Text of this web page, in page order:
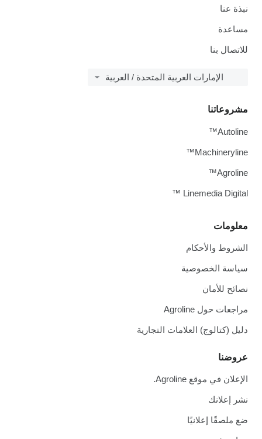
نبذة عنا
مساعدة
للاتصال بنا
الإمارات العربية المتحدة / العربية
معلومات
الشروط والأحكام
سياسة الخصوصية
نصائح للأمان
مراجعات حول Agroline
دليل (كتالوج) العلامات التجارية
عروضنا
الإعلان في موقع Agroline.
نشر إعلانك
ضع ملصقًا إعلانيًا
مشروعاتنا
Autoline™
Machineryline™
Agroline™
Linemedia Digital ™